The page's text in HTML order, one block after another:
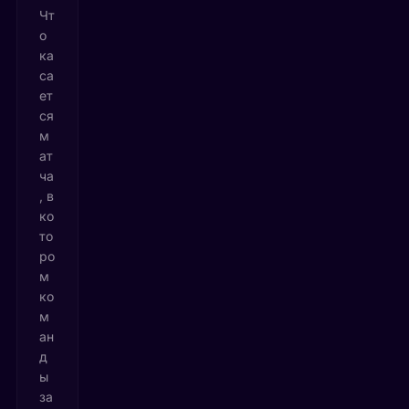
Чт
о
ка
са
ет
ся
м
ат
ча
, в
ко
то
ро
м
ко
м
ан
д
ы
за